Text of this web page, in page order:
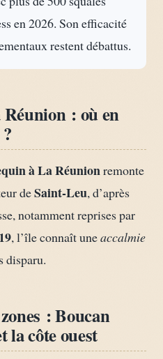
en 2026. Son efficacité
restent débattus.
: où en
à La Réunionremonte
deSaint-Leu, d’après
notamment reprises par
, l’île connaît uneaccalmie
disparu.
: Boucan
la côte ouest